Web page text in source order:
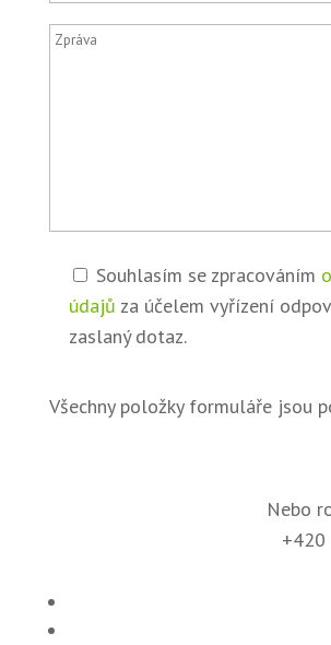
Souhlasím se zpracováním
údajů za účelem vyřízení
zaslaný dotaz.
Všechny položky formuláře jsou
Nebo
+420